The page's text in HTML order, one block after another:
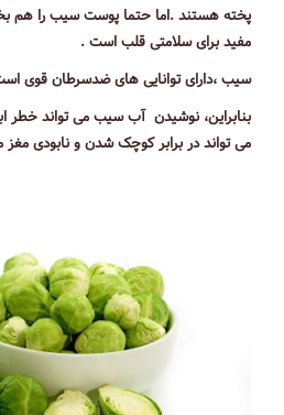
پخته هستند .اما حتما پوست سیب را هم
مفید برای سلامتی قلب است .
سیب ،دارای توانایی های ضدسرطان قوی
بنابراین، نوشیدن آب سیب می تواند خطر
می تواند در برابر کوچک شدن و نابودی مغز